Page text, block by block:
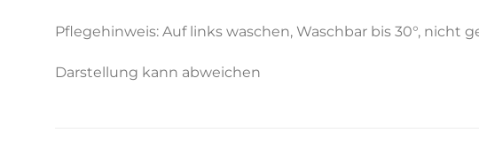
Pflegehinweis: Auf links waschen, Waschbar bis 30°,
Darstellung kann abweichen